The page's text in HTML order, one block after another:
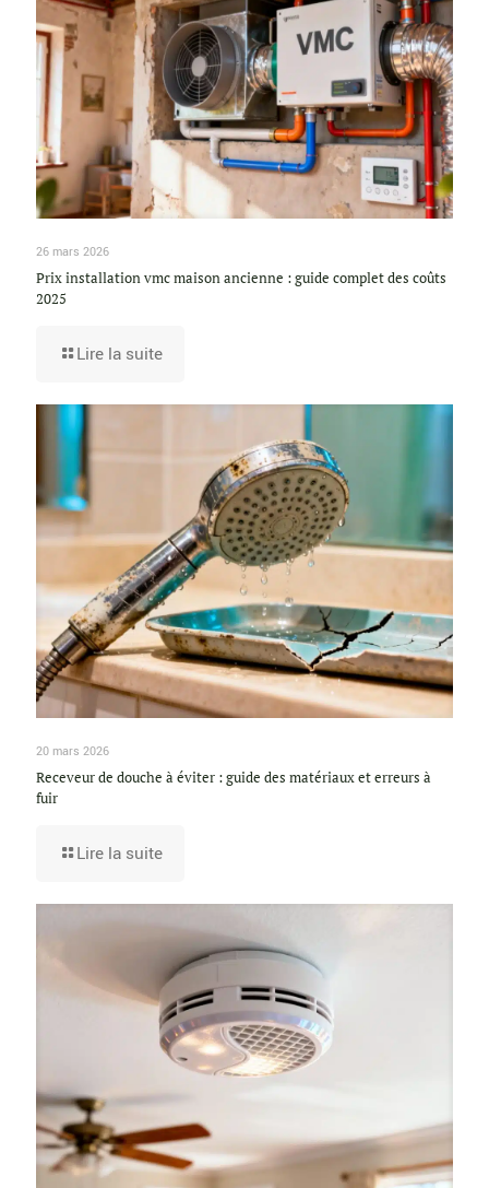
26 mars 2026
Prix installation vmc maison ancienne : guide complet des coûts
2025
Lire la suite
20 mars 2026
Receveur de douche à éviter : guide des matériaux et erreurs à
fuir
Lire la suite